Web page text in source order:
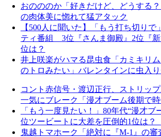
おのののか「好きだけど、どうする
の肉体美に惚れて猛アタック
【500人に聞いた】「もう打ち切り
ティ番組 3位『さんま御殿』2位『新
位は？
井上咲楽がハマる昆虫食「カミキリ
のトロみたい」バレンタインに虫入
コント赤信号・渡辺正行、ストリッ
一気にブレーク「漫才ブーム後期で時
「もう一度見たい！」80年代“漫才
位ツービートに大差を圧倒的1位は？
鬼越トマホーク「絶対に『M-1』の審